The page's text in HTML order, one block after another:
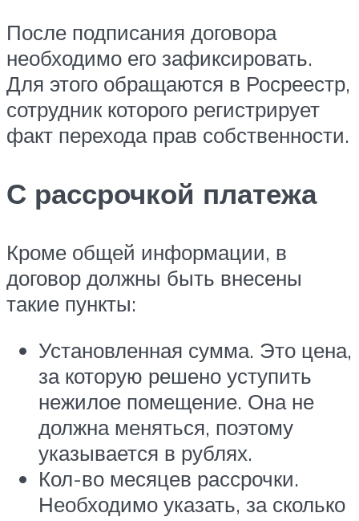
После подписания договора
необходимо его зафиксировать.
Для этого обращаются в Росреестр,
сотрудник которого регистрирует
факт перехода прав собственности.
С рассрочкой платежа
Кроме общей информации, в
договор должны быть внесены
такие пункты:
Установленная сумма. Это цена,
за которую решено уступить
нежилое помещение. Она не
должна меняться, поэтому
указывается в рублях.
Кол-во месяцев рассрочки.
Необходимо указать, за сколько